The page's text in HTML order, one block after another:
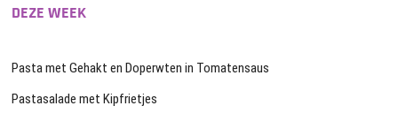
DEZE WEEK
Pasta met Gehakt en Doperwten in Tomatensaus
Pastasalade met Kipfrietjes